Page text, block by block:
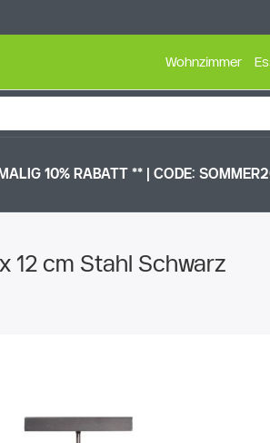
Wohnzimmer
10% RABATT ** | CODE:
12 cm Stahl Schwarz